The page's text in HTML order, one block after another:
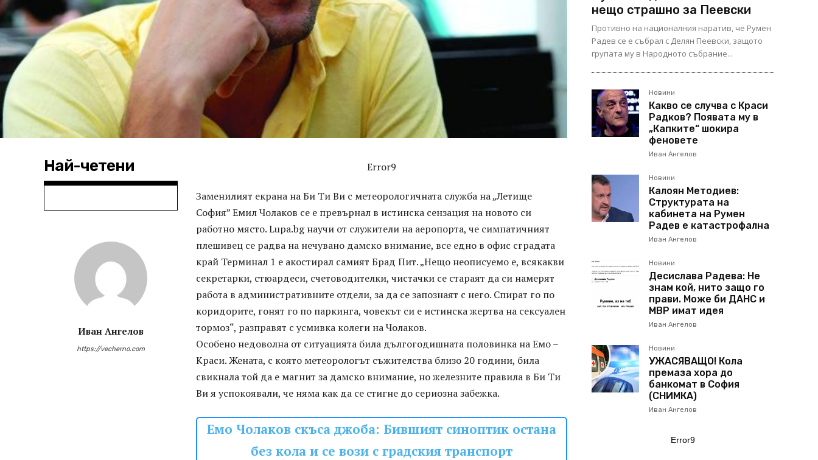
Най-четени
Иван Ангелов
https://vecherno.com
Error9
Заменилият екрана на Би Ти Ви с метеорологичната служба на „Летище
София” Емил Чолаков се е превърнал в истинска сензация на новото си
работно място. Lupa.bg научи от служители на аеропорта, че симпатичният
плешивец се радва на нечувано дамско внимание, все едно в офис сградата
край Терминал 1 е акостирал самият Брад Пит. „Нещо неописуемо е, всякакви
секретарки, стюардеси, счетоводителки, чистачки се стараят да си намерят
работа в административните отдели, за да се запознаят с него. Спират го по
коридорите, гонят го по паркинга, човекът си е истинска жертва на сексуален
тормоз“, разправят с усмивка колеги на Чолаков.
Особено недоволна от ситуацията била дългогодишната половинка на Емо –
Краси. Жената, с която метеорологът съжителства близо 20 години, била
свикнала той да е магнит за дамско внимание, но железните правила в Би Ти
Ви я успокоявали, че няма как да се стигне до сериозна забежка.
Емо Чолаков скъса джоба: Бившият синоптик остана
без кола и се вози с градския транспорт
нещо страшно за Пеевски
Противно на националния наратив, че Румен
Радев се е събрал с Делян Пеевски, защото
групата му в Народното събрание...
Новини
Какво се случва с Краси
Радков? Появата му в
„Капките“ шокира
феновете
Иван Ангелов
Новини
Калоян Методиев:
Структурата на
кабинета на Румен
Радев е катастрофална
Иван Ангелов
Новини
Десислава Радева: Не
знам кой, нито защо го
прави. Може би ДАНС и
МВР имат идея
Иван Ангелов
Новини
УЖАСЯВАЩО! Кола
премаза хора до
банкомат в София
(СНИМКА)
Иван Ангелов
Error9